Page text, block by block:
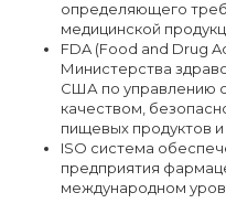
определяющего
медицинской
FDA (Food and Drug
Министерства
США по управлению
качеством,
пищевых продуктов
ISO система
предприятия
международном